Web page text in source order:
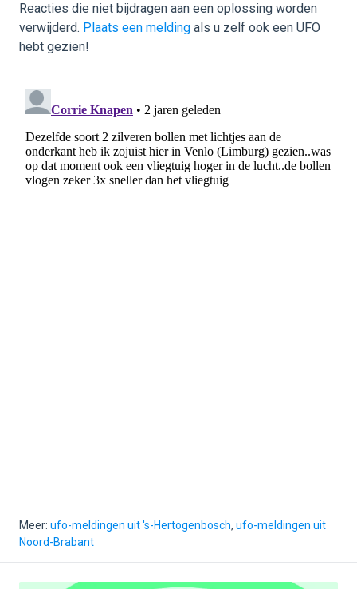
Reacties die niet bijdragen aan een oplossing worden
verwijderd. Plaats een melding als u zelf ook een UFO
hebt gezien!
Meer: ufo-meldingen uit 's-Hertogenbosch, ufo-meldingen uit
Noord-Brabant